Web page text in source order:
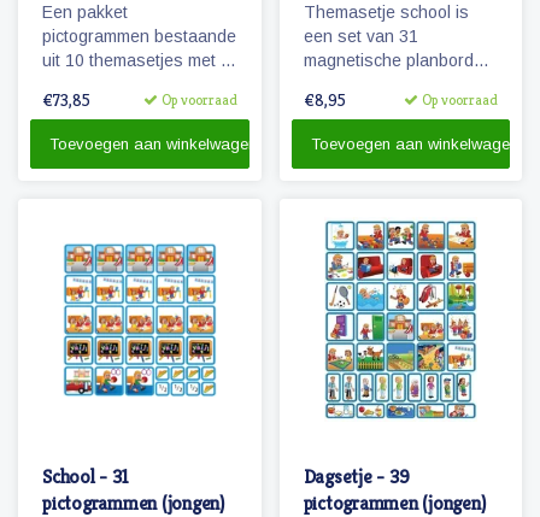
Een pakket
pictogrammen bestaande
uit 10 themasetjes met in
voor een volledige
€73,85 Op voorraad
Toevoegen aan winkelwagen
Themasetje school is
een set van 31
magnetische planbord
kinderen en omvat o.a.
schoolreisje.
€8,95 Op voorraad
Toevoegen aan winkelwagen
School - 31
pictogrammen (jongen)
Dagsetje - 39
pictogrammen (jongen)